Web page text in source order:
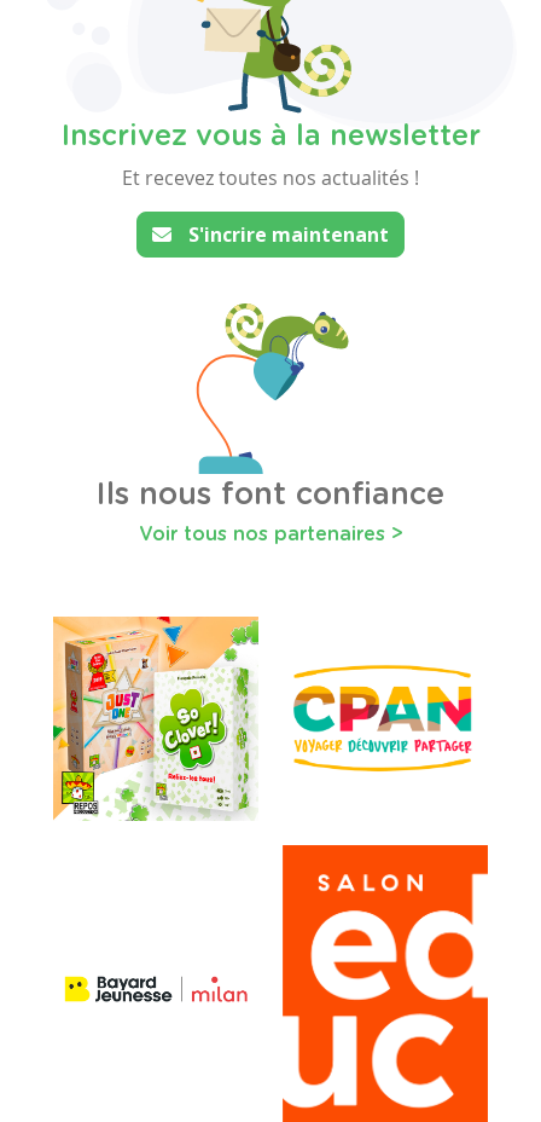
Inscrivez vous à la newsletter
Et recevez toutes nos actualités !
S'incrire maintenant
Ils nous font confiance
Voir tous nos partenaires >